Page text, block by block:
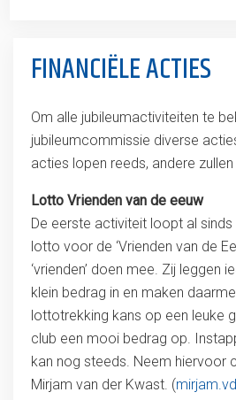
FINANCIËLE ACTIES
Om alle jubileumactiviteiten te
jubileumcommissie diverse
acties lopen reeds, andere
Lotto Vrienden van de eeuw
De eerste activiteit loopt al sinds
lotto voor de ‘Vrienden van de
‘vrienden’ doen mee. Zij leggen
klein bedrag in en maken
lottotrekking kans op een leuke
club een mooi bedrag op.
kan nog steeds. Neem hiervoor
Mirjam van der Kwast. (